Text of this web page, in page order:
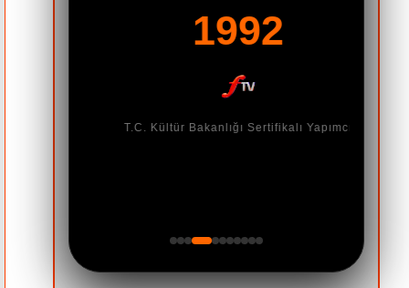
ABD'Lİ NOW TV YENİ
TV
dil.
1992
T.C. Kültür Bakanlığı Sertifikalı Yapımcı